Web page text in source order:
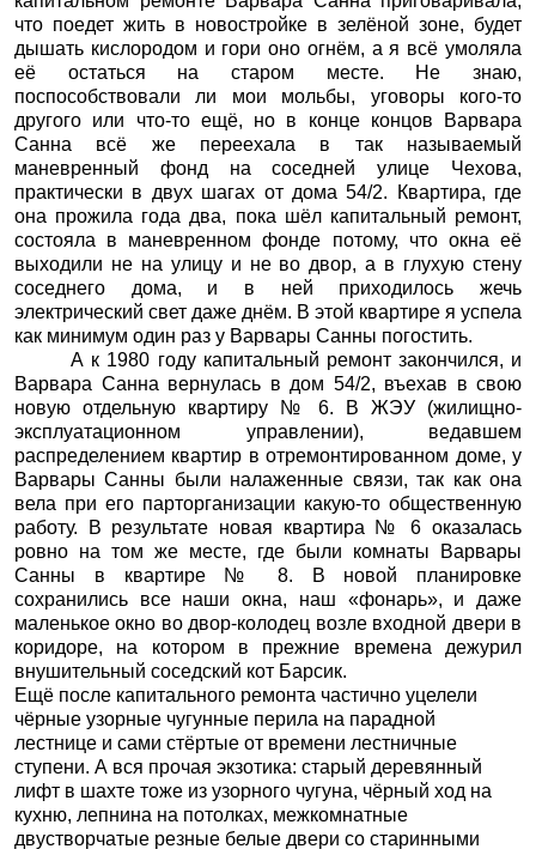
что поедет жить в новостройке в зелёной зоне, будет
дышать кислородом и гори оно огнём, а я всё умоляла
её остаться на старом месте. Не знаю,
поспособствовали ли мои мольбы, уговоры кого-то
другого или что-то ещё, но в конце концов Варвара
Санна всё же переехала в так называемый
маневренный фонд на соседней улице Чехова,
практически в двух шагах от дома 54/2. Квартира, где
она прожила года два, пока шёл капитальный ремонт,
состояла в маневренном фонде потому, что окна её
выходили не на улицу и не во двор, а в глухую стену
соседнего дома, и в ней приходилось жечь
электрический свет даже днём. В этой квартире я успела
как минимум один раз у Варвары Санны погостить.
А к 1980 году капитальный ремонт закончился, и
Варвара Санна вернулась в дом 54/2, въехав в свою
новую отдельную квартиру № 6. В ЖЭУ (жилищно-
эксплуатационном управлении), ведавшем
распределением квартир в отремонтированном доме, у
Варвары Санны были налаженные связи, так как она
вела при его парторганизации какую-то общественную
работу. В результате новая квартира №
6 оказалась
ровно на том же месте, где были комнаты Варвары
Санны в квартире № 8. В новой планировке
сохранились все наши окна, наш «фонарь», и даже
маленькое окно во двор-колодец возле входной двери в
коридоре, на котором в прежние времена дежурил
внушительный соседский кот Барсик.
Ещё после капитального ремонта частично уцелели
чёрные узорные чугунные перила на парадной
лестнице и сами стёртые от времени лестничные
ступени. А вся прочая экзотика: старый деревянный
лифт в шахте тоже из узорного чугуна, чёрный ход на
кухню, лепнина на потолках, межкомнатные
двустворчатые резные белые двери со старинными